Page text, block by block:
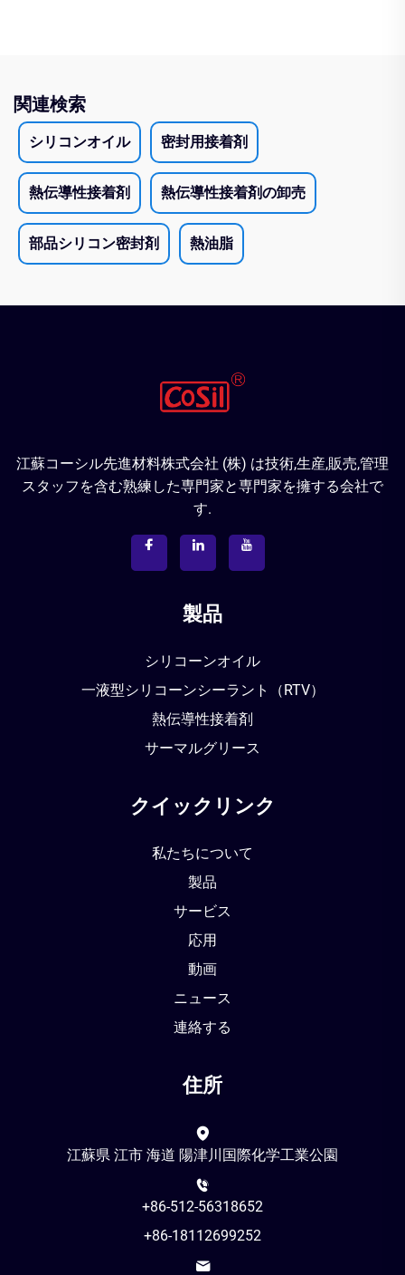
関連検索
シリコンオイル 密封用接着剤
熱伝導性接着剤 熱伝導性接着剤の卸売
部品シリコン密封剤 熱油脂
江蘇コーシル先進材料株式会社 (株) は技術,生産,販売,管理
スタッフを含む熟練した専門家と専門家を擁する会社で
す.
製品
シリコーンオイル
一液型シリコーンシーラント（RTV）
熱伝導性接着剤
サーマルグリース
クイックリンク
私たちについて
製品
サービス
応用
動画
ニュース
連絡する
住所
江蘇県 江市 海道 陽津川国際化学工業公園
+86-512-56318652
+86-18112699252